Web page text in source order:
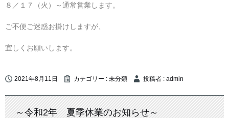
８／１７（火）～通常営業します。
ご不便ご迷惑お掛けしますが、
宜しくお願いします。
2021年8月11日 カテゴリー : 未分類 投稿者 : admin
～令和2年 夏季休業のお知らせ～